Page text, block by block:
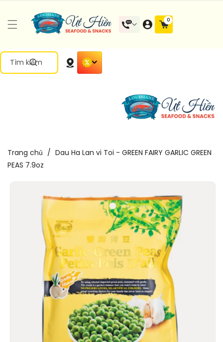
Dung
Tìm kiếm
0
0 mặt
hàng
Trang chủ / Dau Ha Lan vi Toi - GREEN FAIRY GARLIC GREEN
PEAS 7.9oz
Tin Sản